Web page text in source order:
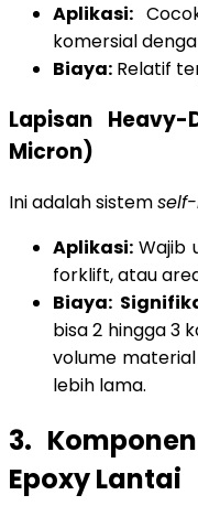
Aplikasi:
komersial
Biaya: Relatif
Lapisan
Micron)
Ini adalah sistem
Aplikasi: Wajib
forklift, atau
Biaya:
bisa 2 hingga 3
volume
lebih lama.
3.
Epoxy Lantai